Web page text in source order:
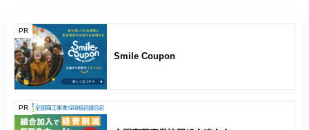
PR
Smile Coupon
PR